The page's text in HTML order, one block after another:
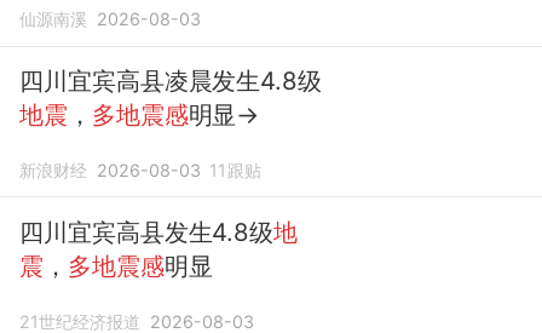
仙源南溪 2026-08-03
四川宜宾高县凌晨发生4.8级
地震 ， 多地震感明显→
新浪财经 2026-08-03 11 跟贴
四川宜宾高县发生4.8级地
震 ， 多地震感明显
21世纪经济报道 2026-08-03